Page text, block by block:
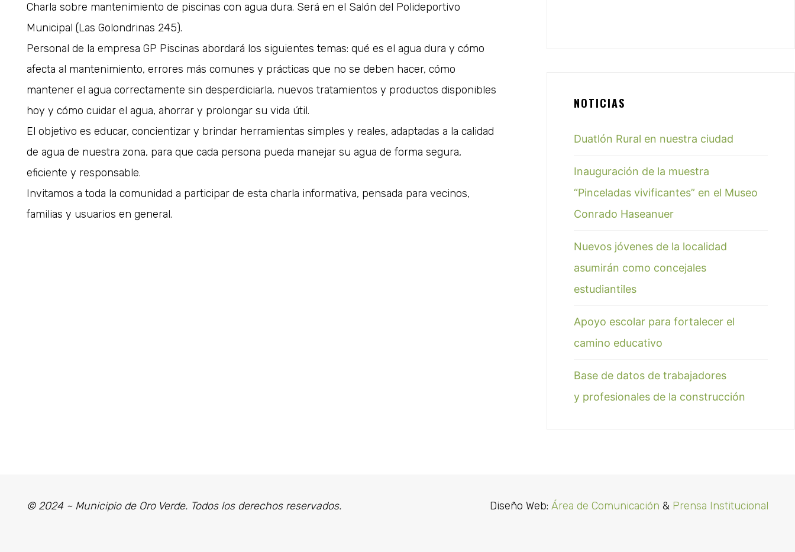
Charla sobre mantenimiento de piscinas con agua dura. Será en el Salón del Polideportivo
Municipal (Las Golondrinas 245).
Personal de la empresa GP Piscinas abordará los siguientes temas: qué es el agua dura y cómo
afecta al mantenimiento, errores más comunes y prácticas que no se deben hacer, cómo
mantener el agua correctamente sin desperdiciarla, nuevos tratamientos y productos disponibles
hoy y cómo cuidar el agua, ahorrar y prolongar su vida útil.
El objetivo es educar, concientizar y brindar herramientas simples y reales, adaptadas a la calidad
de agua de nuestra zona, para que cada persona pueda manejar su agua de forma segura,
eficiente y responsable.
Invitamos a toda la comunidad a participar de esta charla informativa, pensada para vecinos,
familias y usuarios en general.
NOTICIAS
Duatlón Rural en nuestra ciudad
Inauguración de la muestra
“Pinceladas vivificantes” en el Museo
Conrado Haseanuer
Nuevos jóvenes de la localidad
asumirán como concejales
estudiantiles
Apoyo escolar para fortalecer el
camino educativo
Base de datos de trabajadores
y profesionales de la construcción
Diseño Web: Área de Comunicación & Prensa Institucional
© 2024 ~ Municipio de Oro Verde. Todos los derechos reservados.